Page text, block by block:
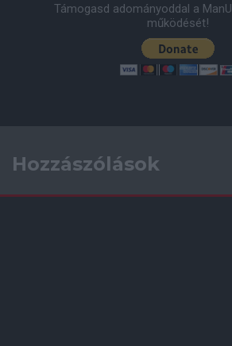
Támogasd adományoddal a
működését!
Hozzászólások